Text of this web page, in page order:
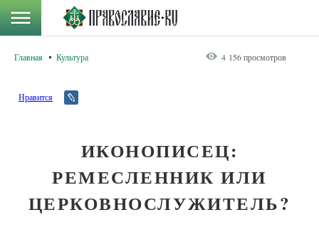
Главная Культура 4 156 просмотров
Нравится
ИКОНОПИСЕЦ:
РЕМЕСЛЕННИК ИЛИ
ЦЕРКОВНОСЛУЖИТЕЛЬ?